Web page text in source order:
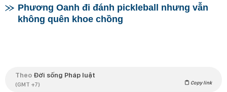
Phương Oanh đi đánh pickleball nhưng vẫn
không quên khoe chồng
Theo Đời sống Pháp luật
(GMT +7) Copy link